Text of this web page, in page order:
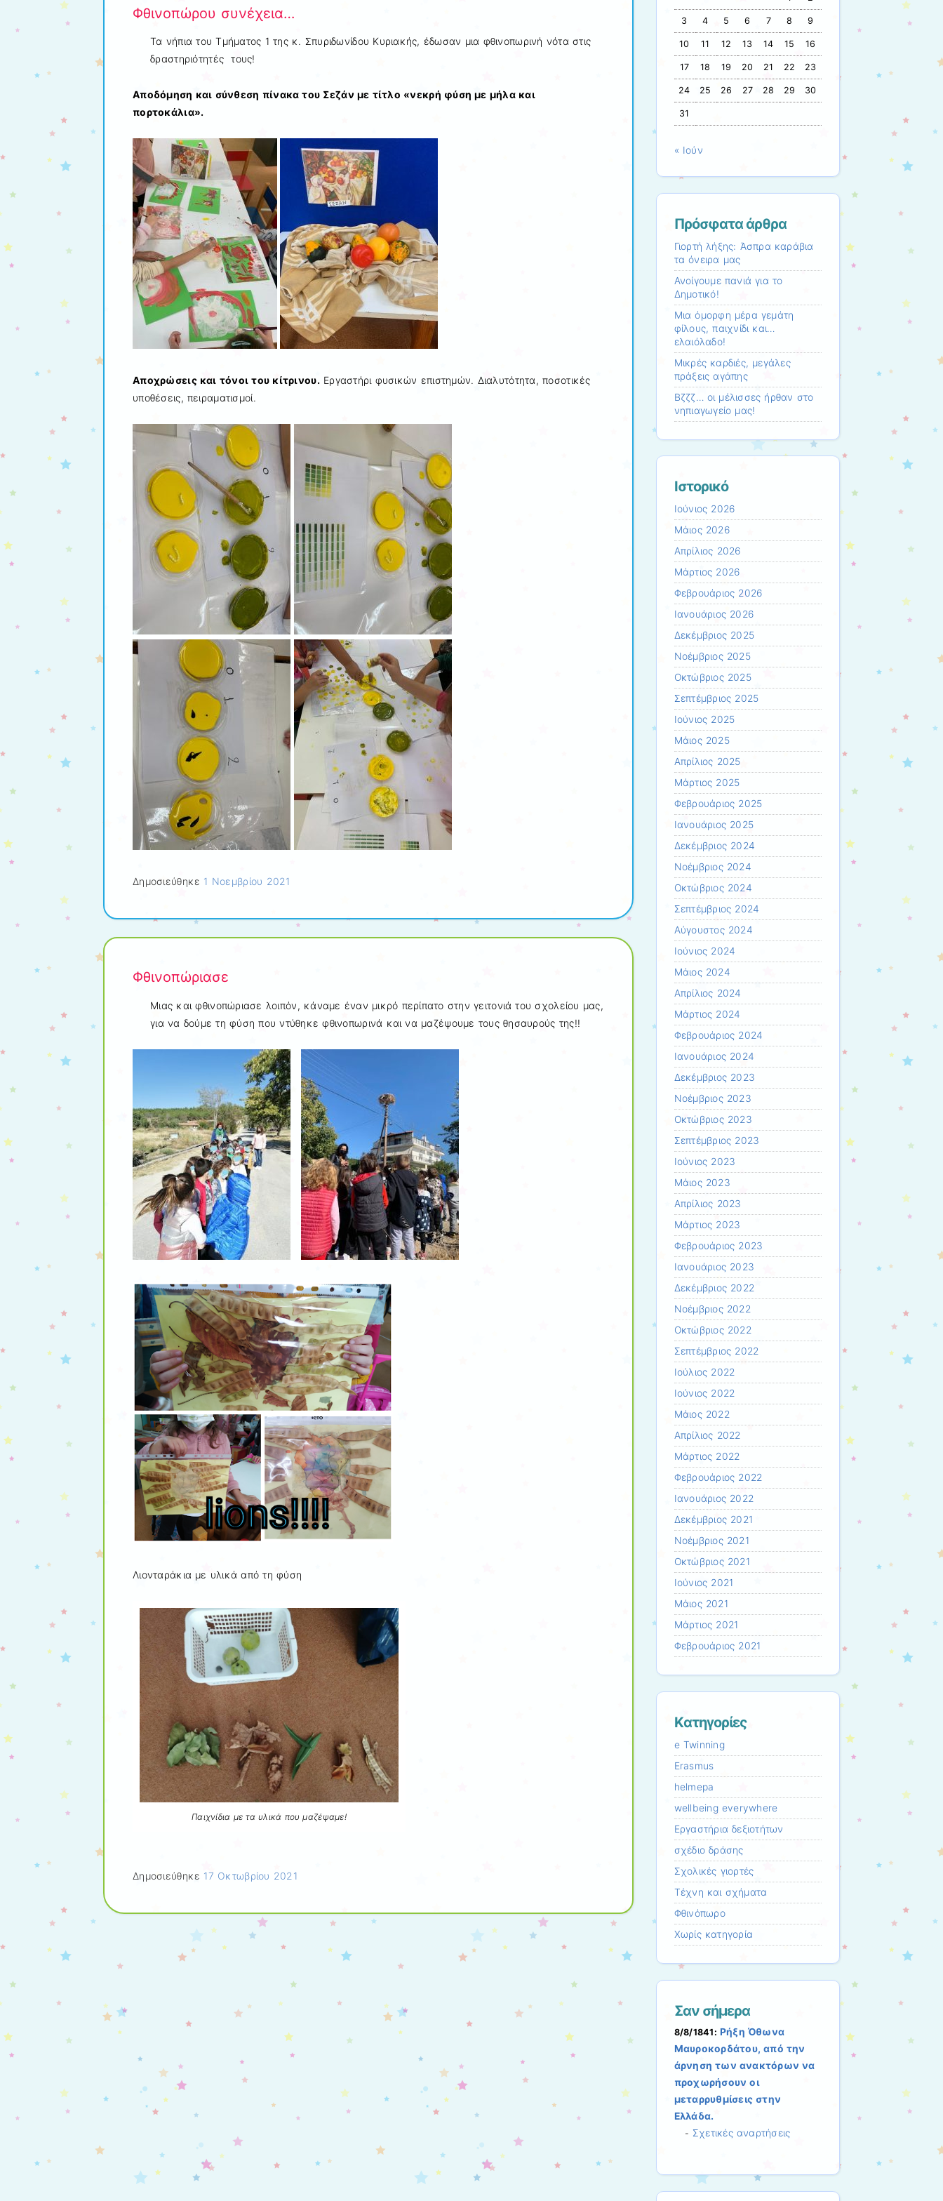
Φθινοπώρου συνέχεια…
Τα νήπια του Τμήματος 1 της κ. Σπυριδωνίδου Κυριακής, έδωσαν μια φθινοπωρινή νότα στις
δραστηριότητές τους!
Αποδόμηση και σύνθεση πίνακα του Σεζάν με τίτλο «νεκρή φύση με μήλα και
πορτοκάλια».
Αποχρώσεις και τόνοι του κίτρινου.Εργαστήρι φυσικών επιστημών. Διαλυτότητα, ποσοτικές
υποθέσεις, πειραματισμοί.
Δημοσιεύθηκε 1 Νοεμβρίου 2021
Φθινοπώριασε
Μιας και φθινοπώριασε λοιπόν, κάναμε έναν μικρό περίπατο στην γειτονιά του σχολείου μας,
για να δούμε τη φύση που ντύθηκε φθινοπωρινά και να μαζέψουμε τους θησαυρούς της!!
Λιονταράκια με υλικά από τη φύση
Παιχνίδια με τα υλικά που μαζέψαμε!
Δημοσιεύθηκε 17 Οκτωβρίου 2021
3 4 5 6 7 8 9
10 11 12 13 14 15 16
17 18 19 20 21 22 23
24 25 26 27 28 29 30
31
« Ιούν
Πρόσφατα άρθρα
Γιορτή λήξης: Άσπρα καράβια
τα όνειρα μας
Ανοίγουμε πανιά για το
Δημοτικό!
Mια όμορφη μέρα γεμάτη
φίλους, παιχνίδι και…
ελαιόλαδο!
Μικρές καρδιές, μεγάλες
πράξεις αγάπης
Βζζζ… οι μέλισσες ήρθαν στο
νηπιαγωγείο μας!
Ιστορικό
Ιούνιος 2026
Μάιος 2026
Απρίλιος 2026
Μάρτιος 2026
Φεβρουάριος 2026
Ιανουάριος 2026
Δεκέμβριος 2025
Νοέμβριος 2025
Οκτώβριος 2025
Σεπτέμβριος 2025
Ιούνιος 2025
Μάιος 2025
Απρίλιος 2025
Μάρτιος 2025
Φεβρουάριος 2025
Ιανουάριος 2025
Δεκέμβριος 2024
Νοέμβριος 2024
Οκτώβριος 2024
Σεπτέμβριος 2024
Αύγουστος 2024
Ιούνιος 2024
Μάιος 2024
Απρίλιος 2024
Μάρτιος 2024
Φεβρουάριος 2024
Ιανουάριος 2024
Δεκέμβριος 2023
Νοέμβριος 2023
Οκτώβριος 2023
Σεπτέμβριος 2023
Ιούνιος 2023
Μάιος 2023
Απρίλιος 2023
Μάρτιος 2023
Φεβρουάριος 2023
Ιανουάριος 2023
Δεκέμβριος 2022
Νοέμβριος 2022
Οκτώβριος 2022
Σεπτέμβριος 2022
Ιούλιος 2022
Ιούνιος 2022
Μάιος 2022
Απρίλιος 2022
Μάρτιος 2022
Φεβρουάριος 2022
Ιανουάριος 2022
Δεκέμβριος 2021
Νοέμβριος 2021
Οκτώβριος 2021
Ιούνιος 2021
Μάιος 2021
Μάρτιος 2021
Φεβρουάριος 2021
Kατηγορίες
e Twinning
Erasmus
helmepa
wellbeing everywhere
Εργαστήρια δεξιοτήτων
σχέδιο δράσης
Σχολικές γιορτές
Τέχνη και σχήματα
Φθινόπωρο
Χωρίς κατηγορία
Σαν σήμερα
8/8/1841: Ρήξη Όθωνα 
Μαυροκορδάτου, από την
άρνηση των ανακτόρων να
προχωρήσουν οι
μεταρρυθμίσεις στην
Ελλάδα.
- Σχετικές αναρτήσεις